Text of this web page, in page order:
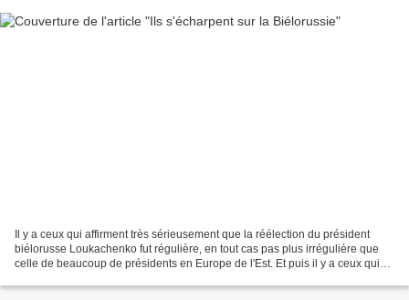
Il y a ceux qui affirment très sérieusement que la réélection du président
biélorusse Loukachenko fut régulière, en tout cas pas plus irrégulière que
celle de beaucoup de présidents en Europe de l'Est. Et puis il y a ceux qui